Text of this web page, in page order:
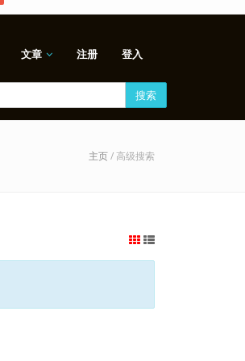
文章 注册 登入
搜索
主页/ 高级搜索